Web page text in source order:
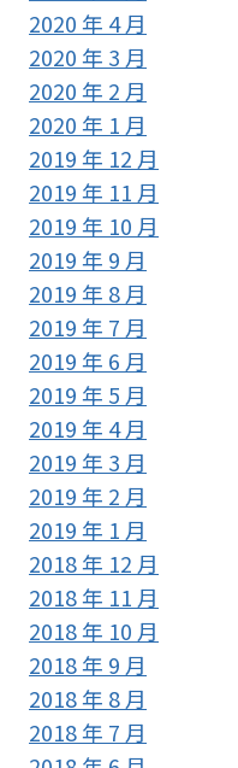
2020 年 4 月
2020 年 3 月
2020 年 2 月
2020 年 1 月
2019 年 12 月
2019 年 11 月
2019 年 10 月
2019 年 9 月
2019 年 8 月
2019 年 7 月
2019 年 6 月
2019 年 5 月
2019 年 4 月
2019 年 3 月
2019 年 2 月
2019 年 1 月
2018 年 12 月
2018 年 11 月
2018 年 10 月
2018 年 9 月
2018 年 8 月
2018 年 7 月